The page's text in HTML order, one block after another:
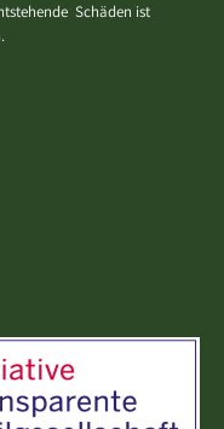
Schäden ist